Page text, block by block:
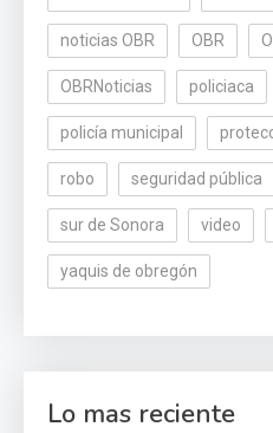
noticias OBR OBR
OBRNoticias policiaca
policía municipal
robo seguridad pública
sur de Sonora video
yaquis de obregón
Lo mas reciente